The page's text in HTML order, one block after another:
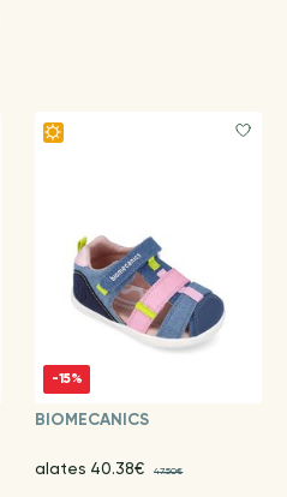
-15%
BIOMECANICS
alates 40.38€ 47.50€